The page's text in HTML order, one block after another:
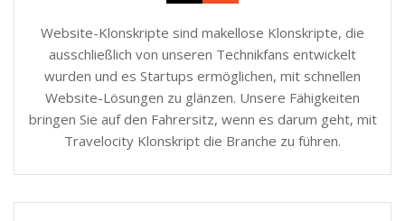
Website-Klonskripte sind makellose Klonskripte, die
ausschließlich von unseren Technikfans entwickelt
wurden und es Startups ermöglichen, mit schnellen
Website-Lösungen zu glänzen. Unsere Fähigkeiten
bringen Sie auf den Fahrersitz, wenn es darum geht, mit
Travelocity Klonskript die Branche zu führen.